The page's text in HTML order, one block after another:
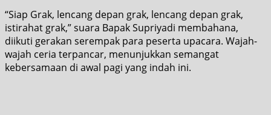
“Siap Grak, lencang depan grak, lencang depan grak,
istirahat grak,” suara Bapak Supriyadi membahana,
diikuti gerakan serempak para peserta upacara. Wajah-
wajah ceria terpancar, menunjukkan semangat
kebersamaan di awal pagi yang indah ini.